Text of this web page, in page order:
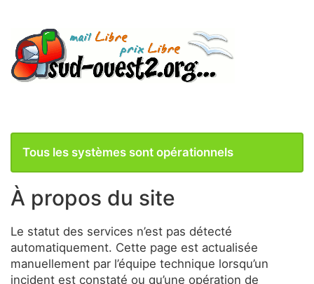
Tous les systèmes sont opérationnels
À propos du site
Le statut des services n’est pas détecté
automatiquement. Cette page est actualisée
manuellement par l’équipe technique lorsqu’un
incident est constaté ou qu’une opération de